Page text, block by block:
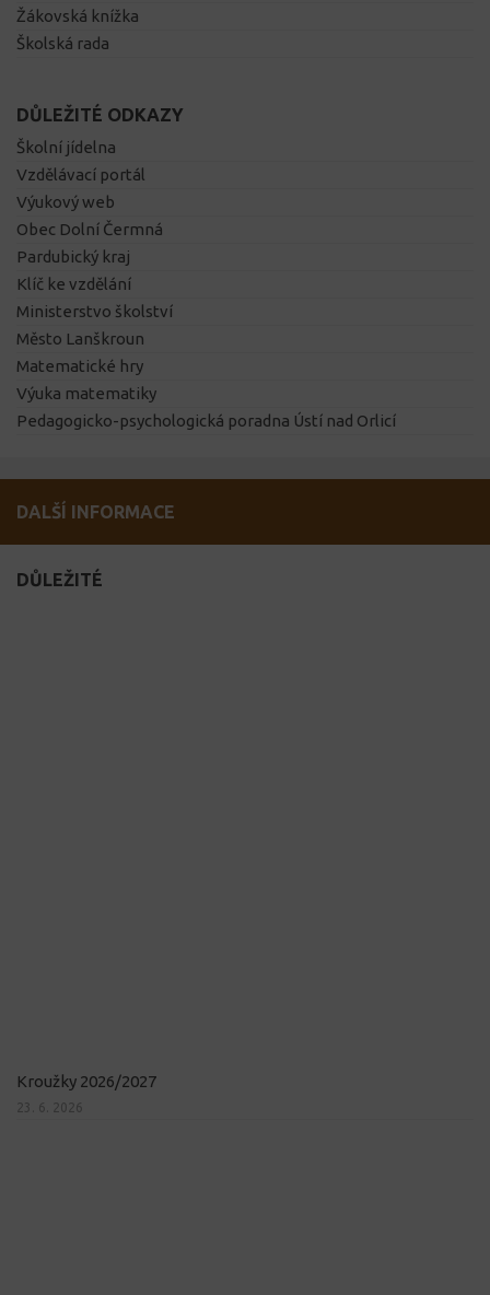
Žákovská knížka
Školská rada
DŮLEŽITÉ ODKAZY
Školní jídelna
Vzdělávací portál
Výukový web
Obec Dolní Čermná
Pardubický kraj
Klíč ke vzdělání
Ministerstvo školství
Město Lanškroun
Matematické hry
Výuka matematiky
Pedagogicko-psychologická poradna Ústí nad Orlicí
DALŠÍ INFORMACE
DŮLEŽITÉ
Kroužky 2026/2027
23. 6. 2026